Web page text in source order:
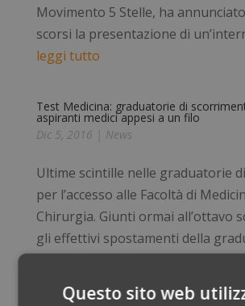
Movimento 5 Stelle, ha
scorsi la presentazione di
leggi tutto
Test Medicina: graduatorie di
aspiranti medici appesi a un filo
Dic 5, 2016
News
Ultime scintille nelle graduatorie
per l’accesso alle Facoltà di
Chirurgia. Giunti ormai all’ottavo
gli effettivi spostamenti della
Questo sito web